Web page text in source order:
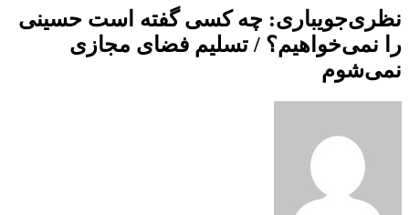
نظری‌جویباری: چه کسی گفته است حسینی
را نمی‌خواهیم؟ / تسلیم فضای مجازی
نمی‌شوم